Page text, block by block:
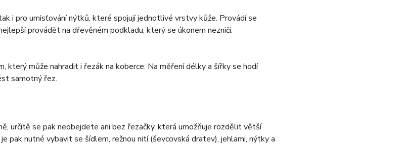
i pro umisťování nýtků, které spojují jednotlivé vrstvy kůže. Provádí se
provádět na dřevěném podkladu, který se úkonem nezničí.
který může nahradit i řezák na koberce. Na měření délky a šířky se hodí
samotný řez.
určitě se pak neobejdete ani bez řezačky, která umožňuje rozdělit větší
pak nutné vybavit se šídlem, režnou nití (ševcovská dratev), jehlami, nýtky a